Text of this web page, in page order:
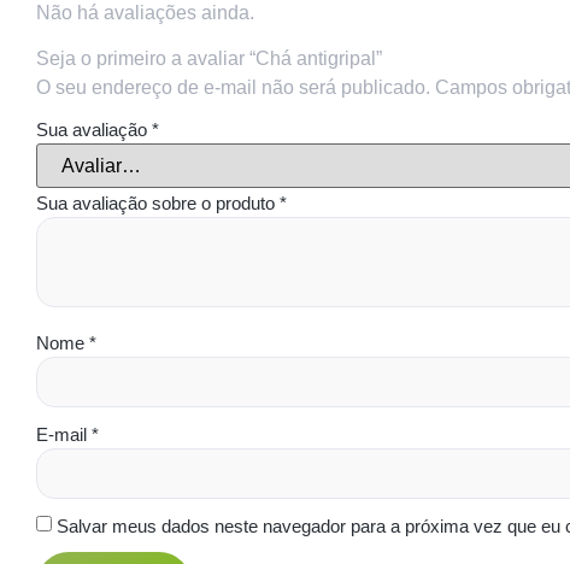
Não há avaliações ainda.
Seja o primeiro a avaliar “Chá antigripal”
O seu endereço de e-mail não será publicado. Campos
Sua avaliação *
Sua avaliação sobre o produto *
Nome *
E-mail *
Salvar meus dados neste navegador para a próxima vez que eu